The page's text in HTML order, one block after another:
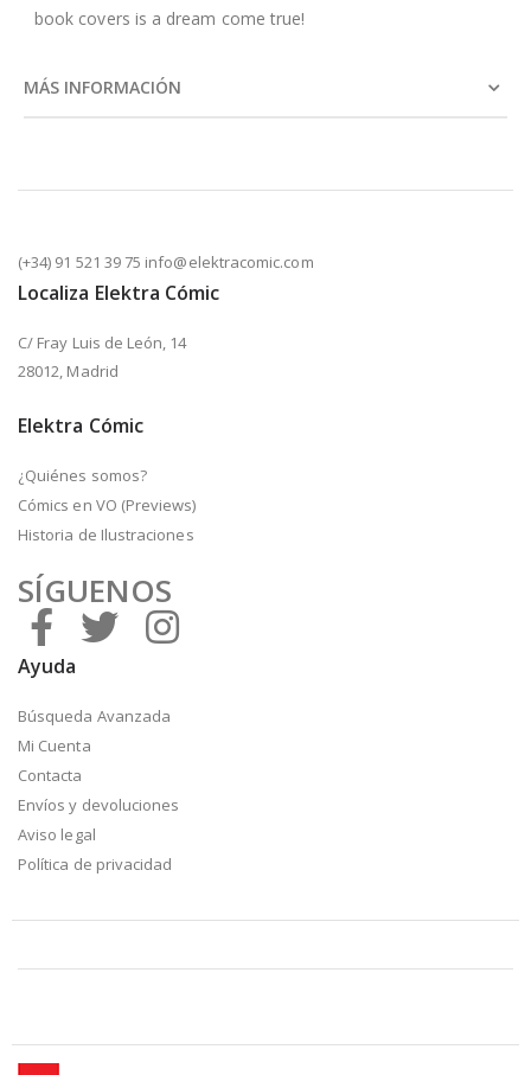
book covers is a dream come true!
MÁS INFORMACIÓN
(+34) 91 521 39 75 info@elektracomic.com
Localiza Elektra Cómic
C/ Fray Luis de León, 14
28012, Madrid
Elektra Cómic
¿Quiénes somos?
Cómics en VO (Previews)
Historia de Ilustraciones
SÍGUENOS
Ayuda
Búsqueda Avanzada
Mi Cuenta
Contacta
Envíos y devoluciones
Aviso legal
Política de privacidad